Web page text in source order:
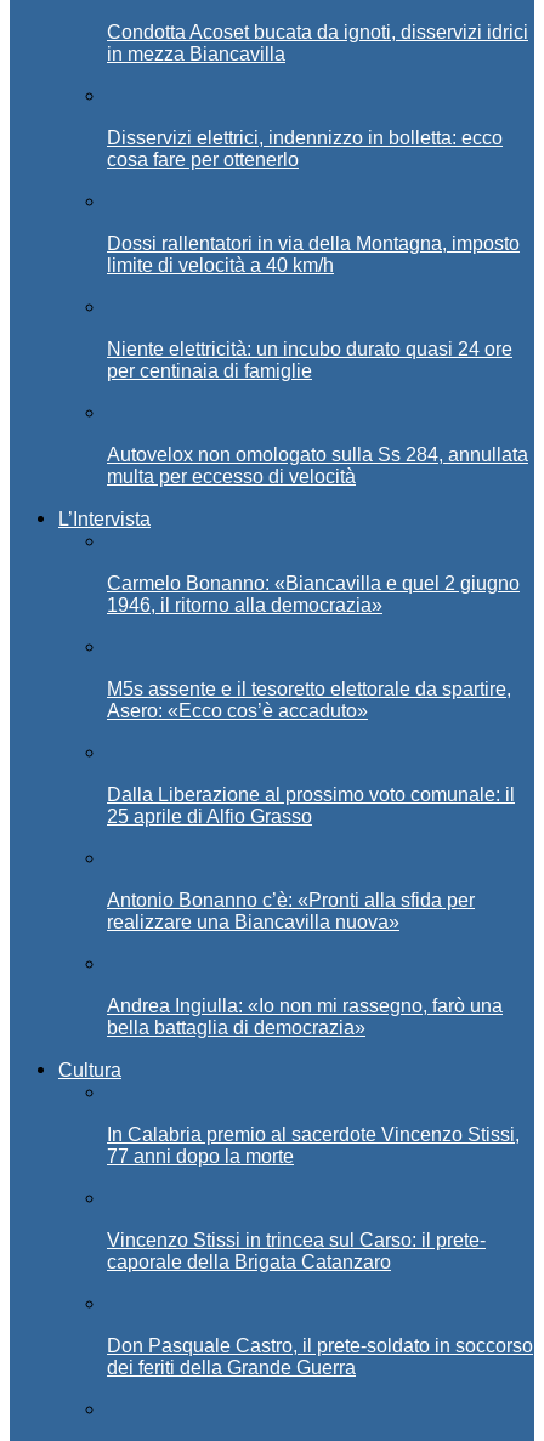
Condotta Acoset bucata da ignoti, disservizi idrici
in mezza Biancavilla
Disservizi elettrici, indennizzo in bolletta: ecco
cosa fare per ottenerlo
Dossi rallentatori in via della Montagna, imposto
limite di velocità a 40 km/h
Niente elettricità: un incubo durato quasi 24 ore
per centinaia di famiglie
Autovelox non omologato sulla Ss 284, annullata
multa per eccesso di velocità
L’Intervista
Carmelo Bonanno: «Biancavilla e quel 2 giugno
1946, il ritorno alla democrazia»
M5s assente e il tesoretto elettorale da spartire,
Asero: «Ecco cos’è accaduto»
Dalla Liberazione al prossimo voto comunale: il
25 aprile di Alfio Grasso
Antonio Bonanno c’è: «Pronti alla sfida per
realizzare una Biancavilla nuova»
Andrea Ingiulla: «Io non mi rassegno, farò una
bella battaglia di democrazia»
Cultura
In Calabria premio al sacerdote Vincenzo Stissi,
77 anni dopo la morte
Vincenzo Stissi in trincea sul Carso: il prete-
caporale della Brigata Catanzaro
Don Pasquale Castro, il prete-soldato in soccorso
dei feriti della Grande Guerra